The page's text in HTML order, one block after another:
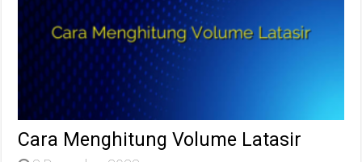
Cara Menghitung Volume Latasir